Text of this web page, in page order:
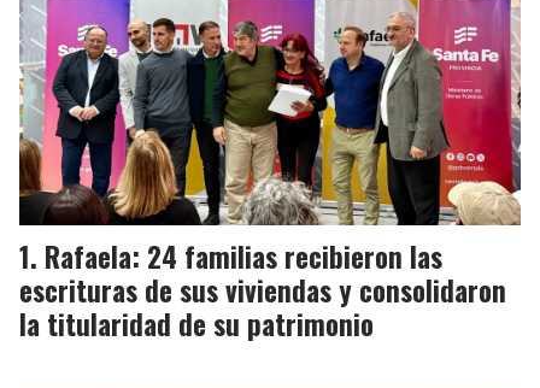
Rafaela: 24 familias recibieron las
escrituras de sus viviendas y consolidaron
la titularidad de su patrimonio